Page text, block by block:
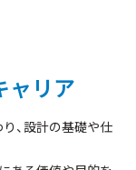
ャリア
、設計の基礎や仕